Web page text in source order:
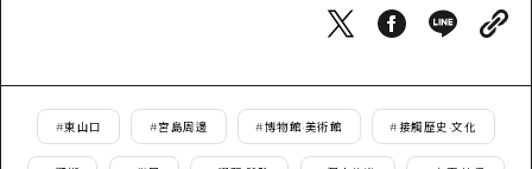
自然
1晚2天
2晚3天
面向外國遊客的街角旅遊信息中心
#東山口 #宮島周邊 #博物館·美術館 #接觸歷史·文化